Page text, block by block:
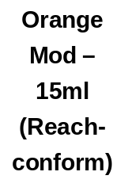
Orange
Mod –
15ml
(Reach-
conform)